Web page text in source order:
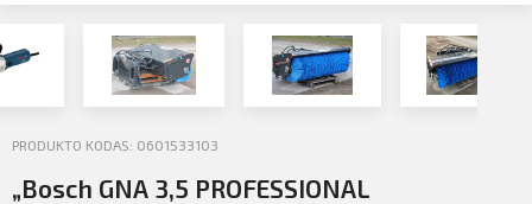
PRODUKTO KODAS: 0601533103
„Bosch GNA 3,5 PROFESSIONAL